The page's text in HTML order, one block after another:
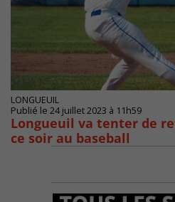
LONGUEUIL
Publié le 24 juillet 2023 à 11h59
Longueuil va tenter de
ce soir au baseball